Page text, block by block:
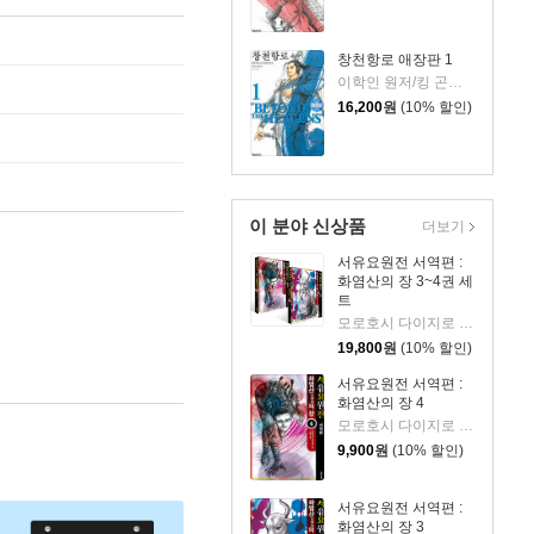
창천항로 애장판 1
이학인 원저/킹 곤타 글그림
16,200원 (10% 할인)
이 분야 신상품
서유요원전 서역편 :
화염산의 장 3~4권 세
트
19,800원 (10% 할인)
서유요원전 서역편 :
화염산의 장 4
9,900원 (10% 할인)
서유요원전 서역편 :
화염산의 장 3
더보기